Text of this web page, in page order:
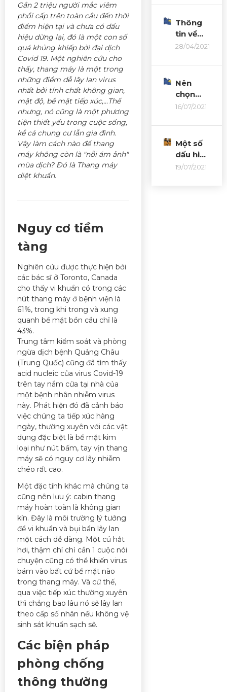
Gần 2 triệu người mắc viêm
phổi cấp trên toàn cầu đến thời
điểm hiện tại và chưa có dấu
hiệu dừng lại, đó là một con số
quá khủng khiếp bởi đại dịch
Covid 19. Một nghiên cứu cho
thấy, thang máy là một trong
những điểm dễ lây lan virus
nhất bởi tính chất không gian,
mật độ, bề mặt tiếp xúc,...Thế
nhưng, nó cũng là một phương
tiện thiết yếu trong cuộc sống,
kể cả chung cư lẫn gia đình.
Vậy làm cách nào để thang
máy không còn là "nỗi ám ảnh"
mùa dịch? Đó là Thang máy
diệt khuẩn.
Nguy cơ tiềm
tàng
Nghiên cứu được thực hiện bởi
các bác sĩ ở Toronto, Canada
cho thấy vi khuẩn có trong các
nút thang máy ở bệnh viện là
61%, trong khi trong và xung
quanh bề mặt bồn cầu chỉ là
43%.
Trung tâm kiểm soát và phòng
ngừa dịch bệnh Quảng Châu
(Trung Quốc) cũng đã tìm thấy
acid nucleic của virus Covid-19
trên tay nắm cửa tại nhà của
một bệnh nhân nhiễm virus
này. Phát hiện đó đã cảnh báo
việc chúng ta tiếp xúc hàng
ngày, thường xuyên với các vật
dụng đặc biệt là bề mặt kim
loại như nút bấm, tay vịn thang
máy sẽ có nguy cơ lây nhiễm
chéo rất cao.
Một đặc tính khác mà chúng ta
cũng nên lưu ý: cabin thang
máy hoàn toàn là không gian
kín. Đây là môi trường lý tưởng
để vi khuẩn và bụi bẩn lây lan
một cách dễ dàng. Một cú hắt
hơi, thậm chí chỉ cần 1 cuộc nói
chuyện cũng có thể khiến virus
bám vào bất cứ bề mặt nào
trong thang máy. Và cứ thế,
qua việc tiếp xúc thường xuyên
thì chẳng bao lâu nó sẽ lây lan
theo cấp số nhân nếu không vệ
sinh sát khuẩn sạch sẽ.
Các biện pháp
phòng chống
thông thường
máy,
kích
thước,
tải
trọng
năm
Thông
tin về
nguồn
máy
kéo
Thang
Máy
Sanyo
Minh
28/04/2021
Nên
chọn
thang
dụng
động cơ
không
hộp số
hay có
16/07/2021
Một số
dấu hiệu
nhận
19/07/2021